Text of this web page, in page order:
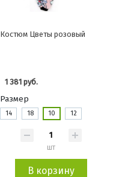
Костюм Цветы розовый
1 381 руб.
Размер
14 18 10 12
шт
В корзину